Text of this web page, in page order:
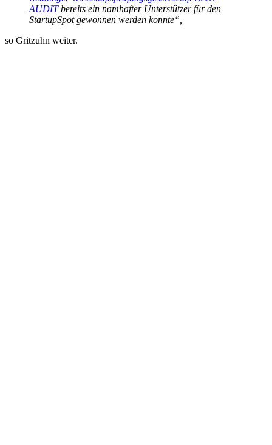
AUDITbereits ein namhafter Unterstützer für den
StartupSpot gewonnen werden konnte“,
so Gritzuhn weiter.